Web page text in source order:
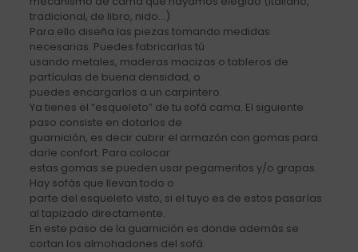
tradicional, de libro, nido…)
Para ello diseña las piezas tomando medidas
necesarias. Puedes fabricarlas tú
usando metales, maderas macizas o tableros de
partículas de buena densidad, o
puedes encargarlos a un carpintero.
Ya tienes el “esqueleto” de tu sofá cama. El siguiente
paso consiste en dotarlos de
guarnición, es decir cubrir el armazón con gomas para
darle confort. Para colocar
estas gomas se pueden usar pegamentos y/o grapas.
Hay sofás que llevan todo o
parte del esqueleto visto, si el tuyo es de estos pasarías
al tapizado directamente.
En este paso de la guarnición es donde además se
cortan los almohadones del sofá.